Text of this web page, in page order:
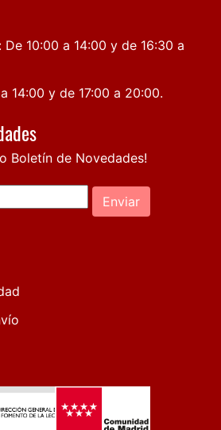
De 10:00 a 14:00 y de 16:30 a
14:00 y de 17:00 a 20:00.
Boletín de Novedades!
Enviar